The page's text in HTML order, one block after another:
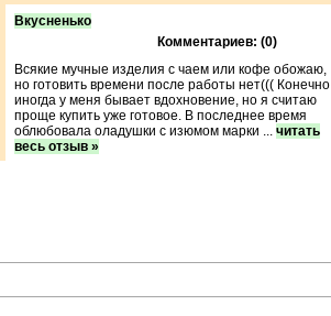
Вкусненько
Комментариев: (0)
Всякие мучные изделия с чаем или кофе обожаю,
но готовить времени после работы нет((( Конечно
иногда у меня бывает вдохновение, но я считаю
проще купить уже готовое. В последнее время
облюбовала оладушки с изюмом марки ... читать
весь отзыв »